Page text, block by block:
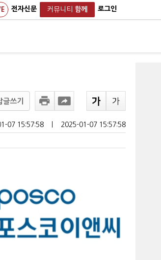
전자신문 커뮤니티 함께 로그인
글쓰기
07 15:57:58 2025-01-07 15:57:58